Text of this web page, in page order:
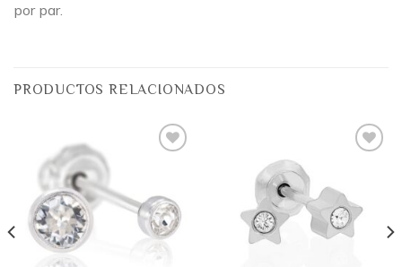
por par.
PRODUCTOS RELACIONADOS
de
deseos
de
deseos